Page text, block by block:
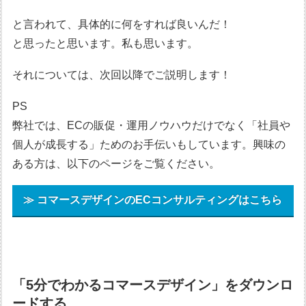
と言われて、具体的に何をすれば良いんだ！
と思ったと思います。私も思います。
それについては、次回以降でご説明します！
PS
弊社では、ECの販促・運用ノウハウだけでなく「社員や
個人が成長する」ためのお手伝いもしています。興味の
ある方は、以下のページをご覧ください。
≫ コマースデザインのECコンサルティングはこちら
「5分でわかるコマースデザイン」をダウンロ